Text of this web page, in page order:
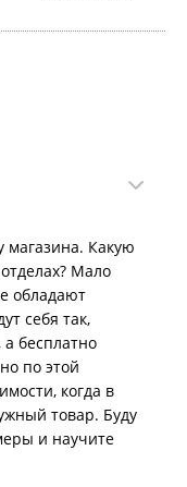
магазина. Какую
Мало
обладают
себя так,
бесплатно
по этой
когда в
товар. Буду
и научите